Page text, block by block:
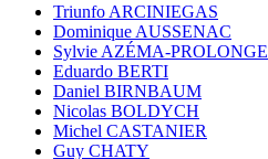
Triunfo ARCINIEGAS
Dominique AUSSENAC
Sylvie AZÉMA-PROLONGE
Eduardo BERTI
Daniel BIRNBAUM
Nicolas BOLDYCH
Michel CASTANIER
Guy CHATY